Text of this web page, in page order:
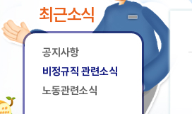
최근소식
공지사항
비정규직 관련소식
노동관련소식